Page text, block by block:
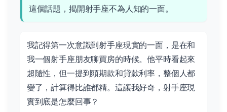
這個話題，揭開射手座不為人知的一面。
我記得第一次意識到射手座現實的一面，是在和
我一個射手座朋友聊買房的時候。他平時看起來
超隨性，但一提到頭期款和貸款利率，整個人都
變了，計算得比誰都精。這讓我好奇，射手座現
實到底是怎麼回事？